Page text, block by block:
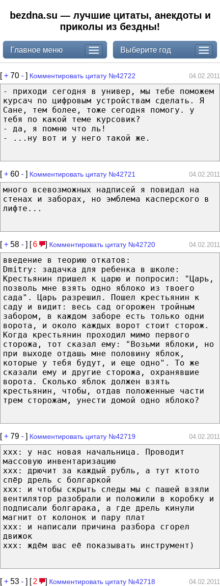
bezdna.su — лучшие цитаты, анекдоты и
приколы из бездны!
Главное меню Выберите год
[+ 70 - ] Комментировать цитату №42722 04.02.2011
- приходи сегодня в универ, мы тебе поможем
курсач по цифровым устройствам сделать. Я
Сане, тем более, тоже сегодня помогу. у
тебя по какой теме курсовик?
- да, я помню что ль!
- ...ну вот и у него такой же.
[+ 60 - ] Комментировать цитату №42721 04.02.2011
много всевозможных надписей я повидал на
стенах и заборах, но эмблема касперского в
лифте...
[+ 58 - ] [6 ] Комментировать цитату №42720 04.02.2011
введение в теорию откатов:
Dmitry: задачка для ребенка в школе:
Крестьянин пришел к царю и попросил: "Царь,
позволь мне взять одно яблоко из твоего
сада". Царь разрешил. Пошел крестьянин к
саду и видит: весь сад огорожен тройным
забором, в каждом заборе есть только одни
ворота, и около каждых ворот стоит сторож.
Когда крестьянин проходил мимо первого
сторожа, тот сказал ему: "Возьми яблоки, но
при выходе отдашь мне половину яблок,
которые у тебя будут, и еще одно". То же
сказали ему и другие сторожа, охранявшие
ворота. Сколько яблок должен взять
крестьянин, чтобы, отдав положенные части
трем сторожам, унести домой одно яблоко?
[+ 79 - ] Комментировать цитату №42719 04.02.2011
ххх: у нас новая начальница. Проводит
массовую инвентаризацию
ххх: дрючит за каждый рубль, а тут ктото
спёр дрель с болгаркой
ххх: и чтобы скрыть следы мы с пашей взяли
вентилятор разобрали и положили в коробку и
подписали болгарака, а где дрель кинули
магнит от колонок и пару плат
ххх: и написали причина разбора сгорел
движок
ххх: ждём шас её показывать инструмент)
[+ 53 - ] [ 2 ] Комментировать цитату №42718 04.02.2011